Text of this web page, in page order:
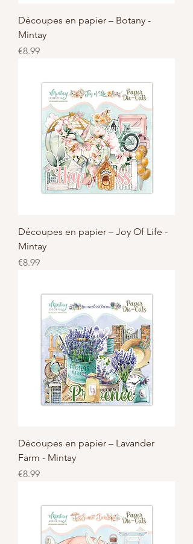
Découpes en papier – Botany -
Mintay
Price
€8.99
Découpes en papier – Joy Of Life -
Mintay
Price
€8.99
Découpes en papier – Lavander
Farm - Mintay
Price
€8.99